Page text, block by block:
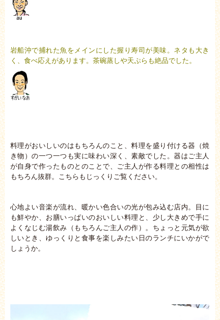
岩船沖で捕れた魚をメインにした握り寿司が美味。ネタも大き
く、食べ応えがあります。茶碗蒸しや天ぷらも絶品でした。
料理がおいしいのはもちろんのこと、料理を盛り付ける器（焼
き物）の一つ一つも実に味わい深く、素敵でした。器はご主人
が自身で作ったものとのことで、ご主人が作る料理との相性は
もちろん抜群。こちらもじっくりご覧ください。
心地よい音楽が流れ、暖かい色合いの光が包み込む店内。目に
も鮮やか、お膳いっぱいのおいしい料理と、少し大きめで手に
よくなじむ湯飲み（もちろんご主人の作）。ちょっと元気が欲
しいとき、ゆっくりと食事を楽しみたい日のランチにいかがで
しょうか。